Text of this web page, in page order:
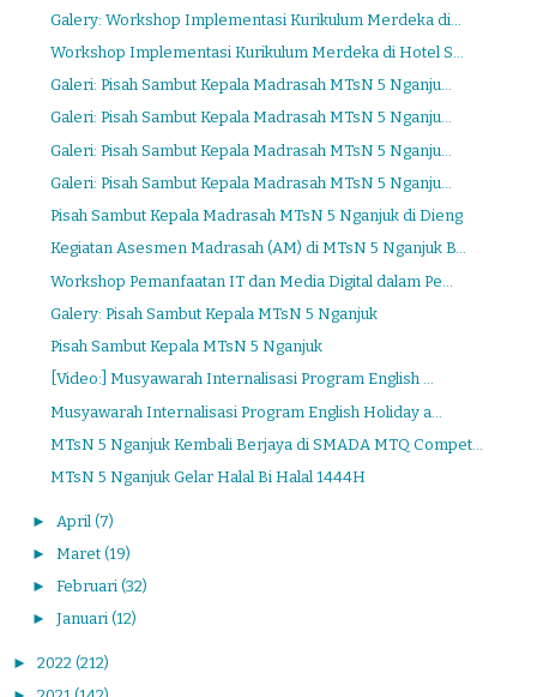
Galery: Workshop Implementasi Kurikulum Merdeka di...
Workshop Implementasi Kurikulum Merdeka di Hotel S...
Galeri: Pisah Sambut Kepala Madrasah MTsN 5 Nganju...
Galeri: Pisah Sambut Kepala Madrasah MTsN 5 Nganju...
Galeri: Pisah Sambut Kepala Madrasah MTsN 5 Nganju...
Galeri: Pisah Sambut Kepala Madrasah MTsN 5 Nganju...
Pisah Sambut Kepala Madrasah MTsN 5 Nganjuk di Dieng
Kegiatan Asesmen Madrasah (AM) di MTsN 5 Nganjuk B...
Workshop Pemanfaatan IT dan Media Digital dalam Pe...
Galery: Pisah Sambut Kepala MTsN 5 Nganjuk
Pisah Sambut Kepala MTsN 5 Nganjuk
[Video:] Musyawarah Internalisasi Program English ...
Musyawarah Internalisasi Program English Holiday a...
MTsN 5 Nganjuk Kembali Berjaya di SMADA MTQ Compet...
MTsN 5 Nganjuk Gelar Halal Bi Halal 1444H
► April (7)
► Maret (19)
► Februari (32)
► Januari (12)
► 2022 (212)